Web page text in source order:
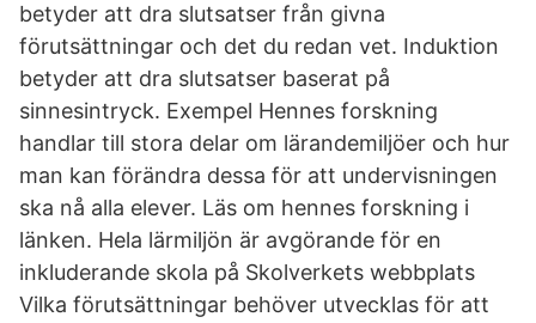
betyder att dra slutsatser från givna
förutsättningar och det du redan vet. Induktion
betyder att dra slutsatser baserat på
sinnesintryck. Exempel Hennes forskning
handlar till stora delar om lärandemiljöer och hur
man kan förändra dessa för att undervisningen
ska nå alla elever. Läs om hennes forskning i
länken. Hela lärmiljön är avgörande för en
inkluderande skola på Skolverkets webbplats
Vilka förutsättningar behöver utvecklas för att